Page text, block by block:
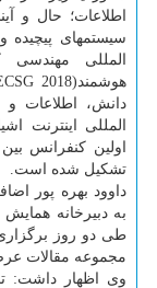
المللی مهندسی
تشكیل شده است.
طی دو روز
مجموعه مقالات
وی اظهار داشت: